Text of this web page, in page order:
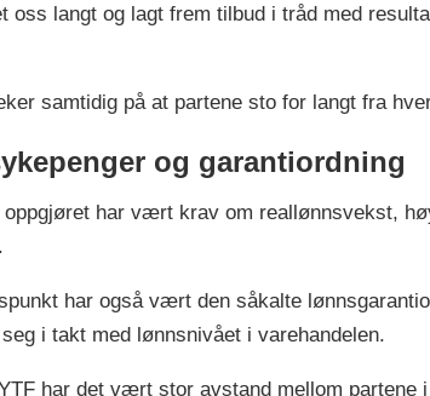
oss langt og lagt frem tilbud i tråd med
samtidig på at partene sto for langt fra
og garantiordning
oppgjøret har vært krav om reallønnsvekst,
har også vært den såkalte
i takt med lønnsnivået i varehandelen.
har det vært stor avstand mellom partene